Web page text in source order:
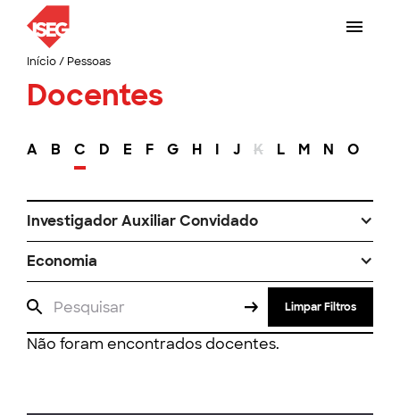
Início/ Pessoas
Docentes
A B C D E F G H I J K L M N O
Investigador Auxiliar Convidado
Economia
Limpar Filtros
Não foram encontrados docentes.